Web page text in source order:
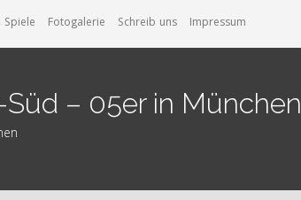
Spiele Fotogalerie Schreib uns Impressum
Süd – 05er in München